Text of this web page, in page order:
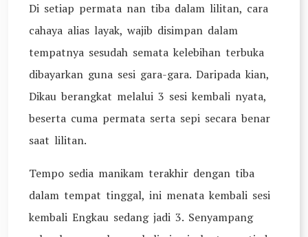
Di setiap permata nan tiba dalam lilitan, cara
cahaya alias layak, wajib disimpan dalam
tempatnya sesudah semata kelebihan terbuka
dibayarkan guna sesi gara-gara. Daripada kian,
Dikau berangkat melalui 3 sesi kembali nyata,
beserta cuma permata serta sepi secara benar
saat lilitan.
Tempo sedia manikam terakhir dengan tiba
dalam tempat tinggal, ini menata kembali sesi
kembali Engkau sedang jadi 3. Senyampang